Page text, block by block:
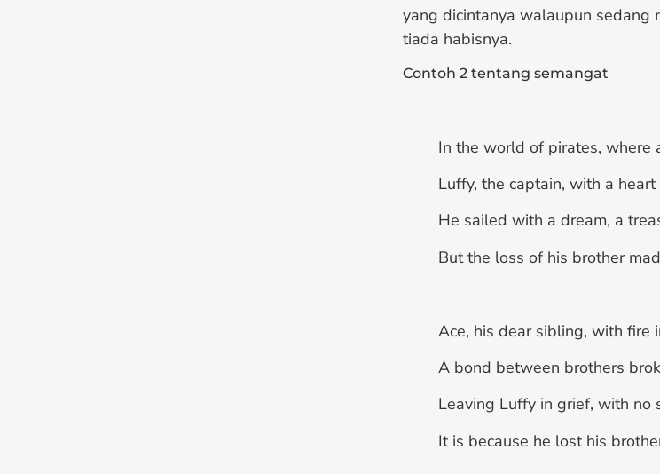
yang dicintanya walaupun sedang
tiada habisnya.
Contoh 2 tentang semangat
In the world of pirates, where
Luffy, the captain, with a
He sailed with a dream, a
But the loss of his brother
Ace, his dear sibling, with fire
A bond between brothers
Leaving Luffy in grief, with no
It is because he lost his